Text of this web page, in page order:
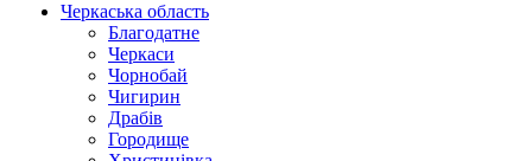
Черкаська область
Благодатне
Черкаси
Чорнобай
Чигирин
Драбів
Городище